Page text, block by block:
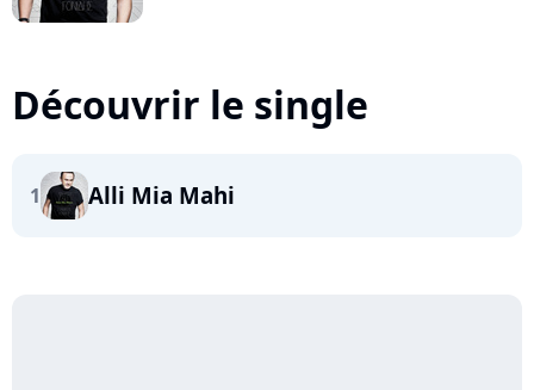
Découvrir le single
1 Alli Mia Mahi